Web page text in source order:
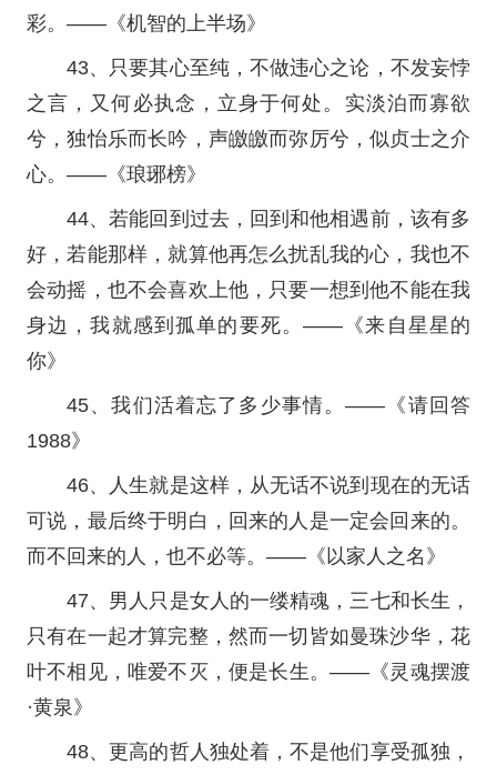
彩。——《机智的上半场》
43、只要其心至纯，不做违心之论，不发妄悖
之言，又何必执念，立身于何处。实淡泊而寡欲
兮，独怡乐而长吟，声皦皦而弥厉兮，似贞士之介
心。——《琅琊榜》
44、若能回到过去，回到和他相遇前，该有多
好，若能那样，就算他再怎么扰乱我的心，我也不
会动摇，也不会喜欢上他，只要一想到他不能在我
身边，我就感到孤单的要死。——《来自星星的
你》
45、我们活着忘了多少事情。——《请回答
1988》
46、人生就是这样，从无话不说到现在的无话
可说，最后终于明白，回来的人是一定会回来的。
而不回来的人，也不必等。——《以家人之名》
47、男人只是女人的一缕精魂，三七和长生，
只有在一起才算完整，然而一切皆如曼珠沙华，花
叶不相见，唯爱不灭，便是长生。——《灵魂摆渡
·黄泉》
48、更高的哲人独处着，不是他们享受孤独，